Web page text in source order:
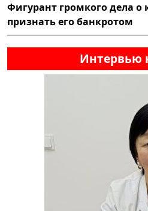
Фигурант громкого дела о
признать его банкротом
Интервью